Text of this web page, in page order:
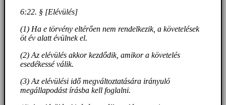
6:22. § [Elévülés]
(1) Ha e törvény eltérően nem rendelkezik, a követelések
öt év alatt évülnek el.
(2) Az elévülés akkor kezdődik, amikor a követelés
esedékessé válik.
(3) Az elévülési idő megváltoztatására irányuló
megállapodást írásba kell foglalni.